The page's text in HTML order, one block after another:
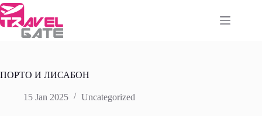
Skip
to
content
ПОРТО И ЛИСАБОН
15 Jan 2025 Uncategorized